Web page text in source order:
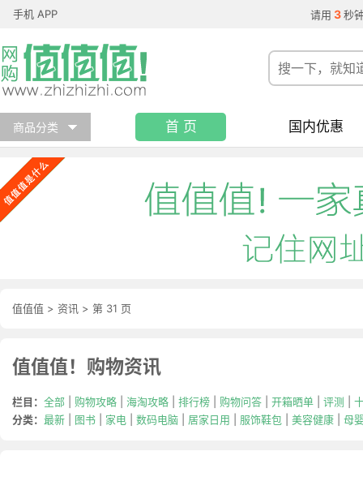
手机 APP 请用 3 秒
商品分类 首 页 国内优惠
值值值 > 资讯 > 第 31 页
值值值！购物资讯
栏目： 全部 购物攻略 海淘攻略 排行榜 购物问答 开箱晒单 评测
分类： 最新 图书 家电 数码电脑 居家日用 服饰鞋包 美容健康 母